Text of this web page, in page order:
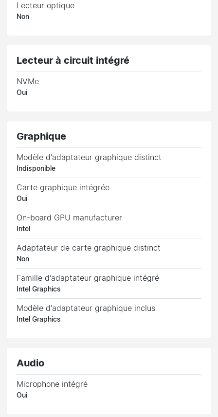
Lecteur optique
Non
Lecteur à circuit intégré
NVMe
Oui
Graphique
Modèle d'adaptateur graphique distinct
Indisponible
Carte graphique intégrée
Oui
On-board GPU manufacturer
Intel
Adaptateur de carte graphique distinct
Non
Famille d'adaptateur graphique intégré
Intel Graphics
Modèle d'adaptateur graphique inclus
Intel Graphics
Audio
Microphone intégré
Oui